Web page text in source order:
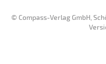
© Compass-Verlag GmbH,